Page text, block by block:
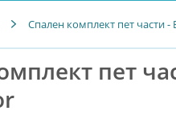
Спален комплект пет части -
пет